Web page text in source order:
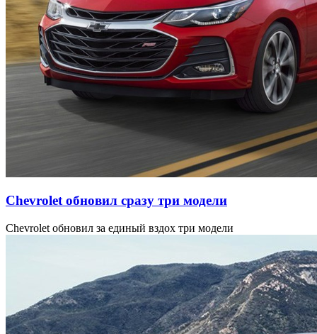
Chevrolet обновил сразу три модели
Chevrolet обновил за единый вздох три модели